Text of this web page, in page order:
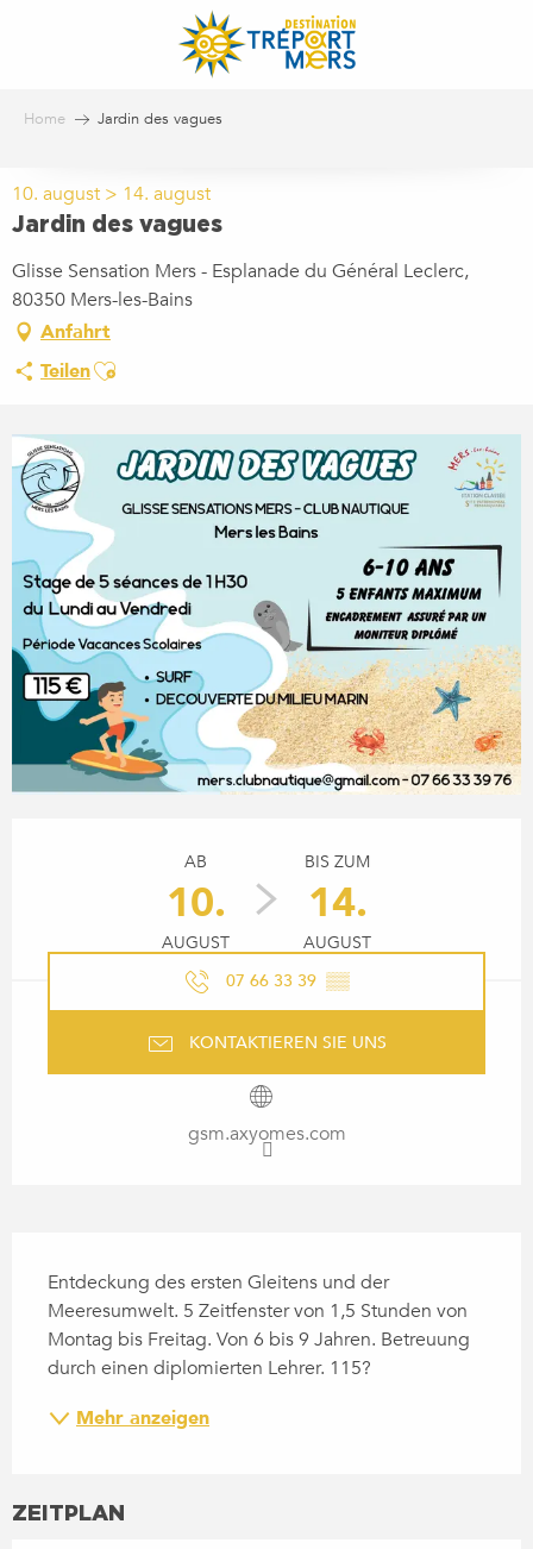
Home Jardin des vagues
10. august > 14. august
Jardin des vagues
Glisse Sensation Mers - Esplanade du Général Leclerc,
80350 Mers-les-Bains
Anfahrt
TeilenAjouter aux favoris
AB
10.
AUGUST
BIS ZUM
14.
AUGUST
07 66 33 39 ▒▒
KONTAKTIEREN SIE UNS
gsm.axyomes.com
Entdeckung des ersten Gleitens und der
Meeresumwelt. 5 Zeitfenster von 1,5 Stunden von
Montag bis Freitag. Von 6 bis 9 Jahren. Betreuung
durch einen diplomierten Lehrer. 115?
Mehr anzeigen
ZEITPLAN